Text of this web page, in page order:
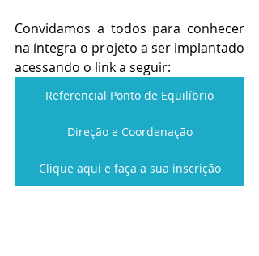
Convidamos a todos para conhecer
na íntegra o projeto a ser implantado
acessando o link a seguir:
Referencial Ponto de Equilíbrio
Direção e Coordenação
Clique aqui e faça a sua inscrição